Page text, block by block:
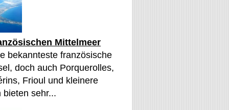
Mittelmeer
bekannteste französische
doch auch Porquerolles,
Frioul und kleinere
bieten sehr...